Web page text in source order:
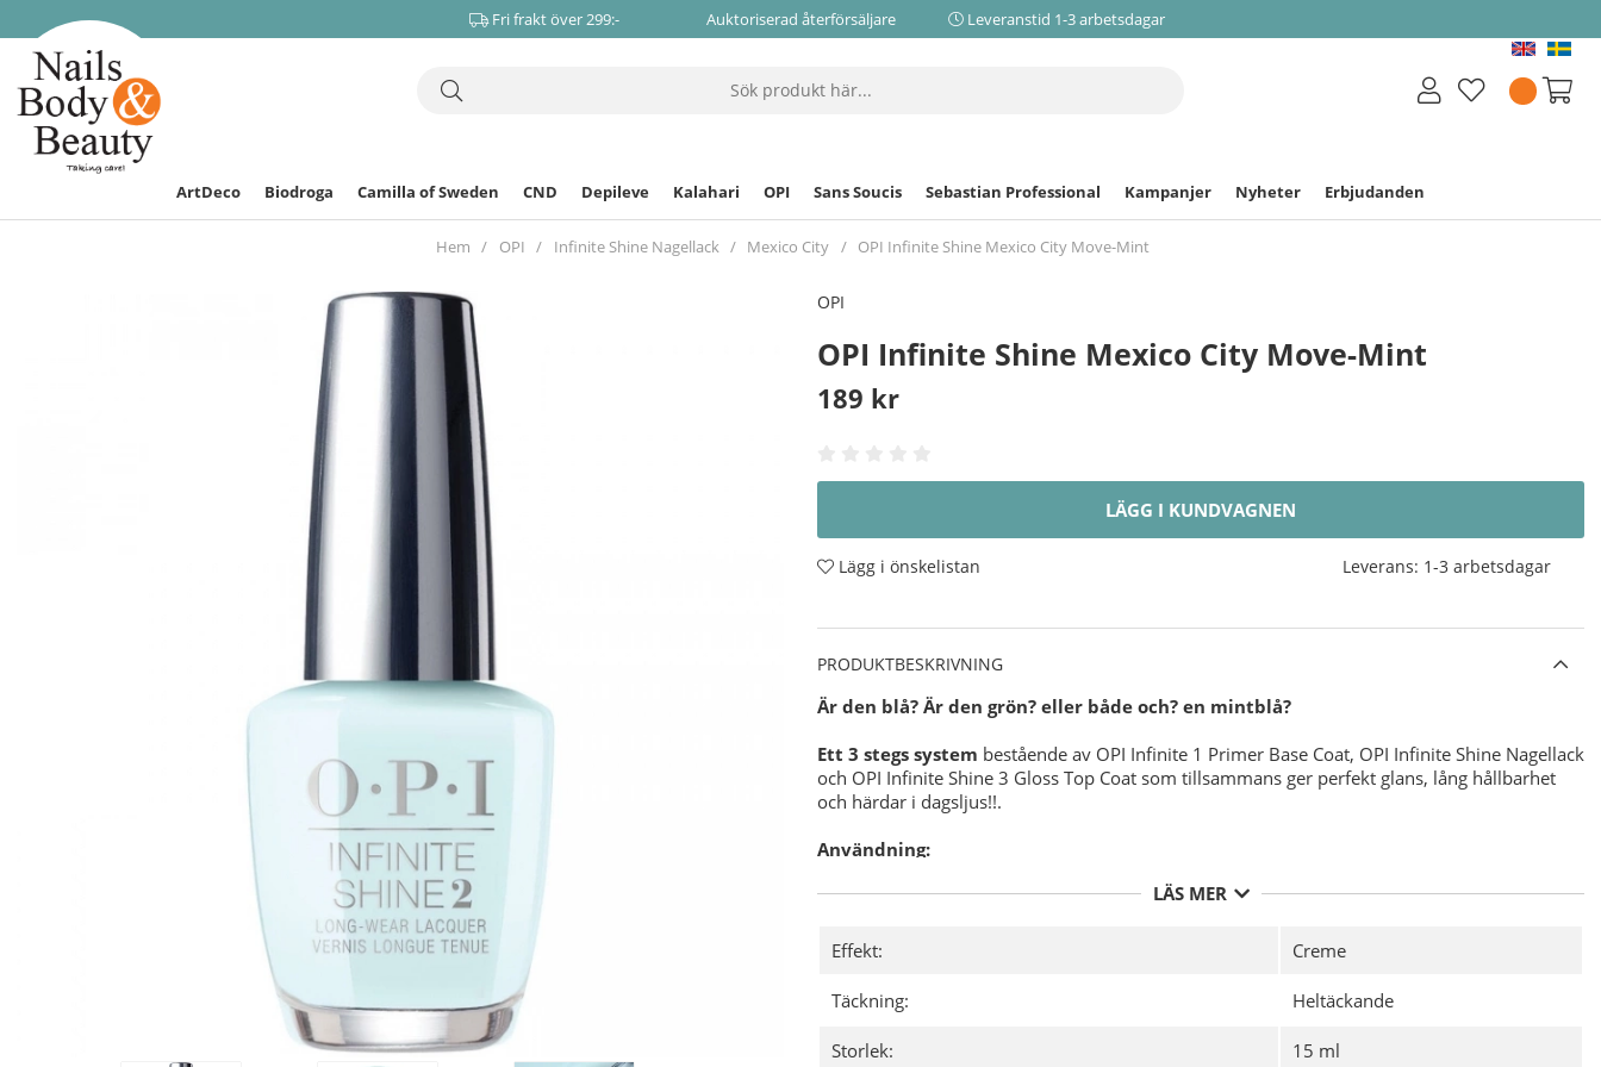
Fri frakt över 299:- Auktoriserad återförsäljare Leveranstid 1-3 arbetsdagar
ArtDeco Biodroga Camilla of Sweden CND Depileve Kalahari OPI Sans Soucis Sebastian Professional Kampanjer Nyheter Erbjudanden
Hem OPI Infinite Shine Nagellack Mexico City OPI Infinite Shine Mexico City Move-Mint
OPI
OPI Infinite Shine Mexico City Move-Mint
189 kr
LÄGG I KUNDVAGNEN
Lägg i önskelistan Leverans: 1-3 arbetsdagar
PRODUKTBESKRIVNING
Är den blå? Är den grön? eller både och? en mintblå?
Ett 3 stegs system bestående av OPI Infinite 1 Primer Base Coat, OPI Infinite Shine Nagellack
och OPI Infinite Shine 3 Gloss Top Coat som tillsammans ger perfekt glans, lång hållbarhet
och härdar i dagsljus!!.
Användning:
OPI NAS 99- En grundlig desinficering av din nagelplatta före applicering av ditt
Applicera sedan 1 lager av
OPI Infinite Shine 1 Primer Base Coat
och försegla även din utväxt ( framkanten av nageln ), Låt torka.
Slutligen applicerar du ett tunt lager
OPI Infinite Shine 3 Gloss Top Coat
försegla och skydda, glöm inte den fria kanten även här, Låt torka.
LÄS MER
Effekt: Creme
Täckning: Heltäckande
Storlek: 15 ml